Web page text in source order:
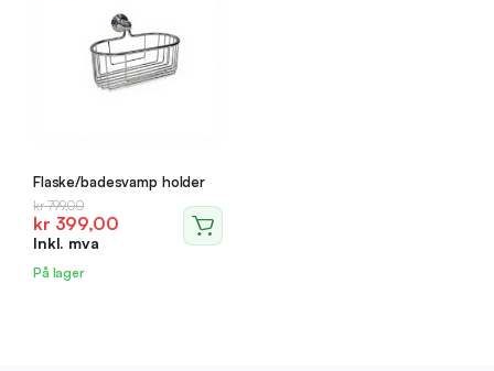
Flaske/badesvamp holder
kr799,00
Opprinnelig
pris
var:
kr 799,00.
kr 399,00
Nåværende
pris
er:
kr 399,00.
Inkl. mva
På lager